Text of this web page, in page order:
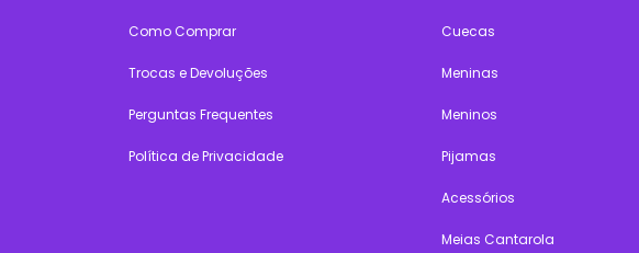
Como Comprar
Trocas e Devoluções
Perguntas Frequentes
Política de Privacidade
Cuecas
Meninas
Meninos
Pijamas
Acessórios
Meias Cantarola